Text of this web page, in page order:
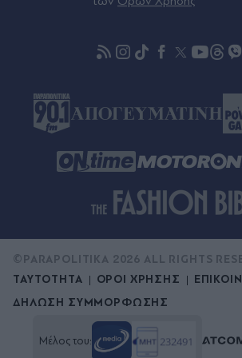
πριν μία ώρα
Αυγούστου, τα γνωστά ονόματα
- Μην ξεχάσετε να τους πείτε
ΤΑΥΤΟΤΗΤΑ ΟΡΟΙ ΧΡΗΣΗΣ
ΔΗΛΩΣΗ ΣΥΜΜΟΡΦΩΣΗΣ
©PARAPOLITIKA 2026 ALL RIGHTS
Μέλος του: